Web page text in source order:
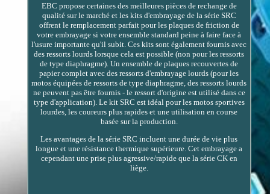
EBC propose certaines des meilleures pièces de rechange de
qualité sur le marché et les kits d'embrayage de la série SRC
offrent le remplacement parfait pour les plaques de friction de
votre embrayage si votre ensemble standard peine à faire face à
l'usure importante qu'il subit. Ces kits sont également fournis avec
des ressorts lourds lorsque cela est possible (non pour les ressorts
de type diaphragme). Un ensemble de plaques recouvertes de
papier complet avec des ressorts d'embrayage lourds (pour les
motos équipées de ressorts de type diaphragme, des ressorts lourds
ne peuvent pas être fournis - le ressort d'origine est utilisé dans ce
type d'application). Le kit SRC est idéal pour les motos sportives
lourdes, les coureurs plus rapides et une utilisation en course
basée sur la production.
Les avantages de la série SRC incluent une durée de vie plus
longue et une résistance thermique supérieure. Cet embrayage a
cependant une prise plus agressive/rapide que la série CK en
liège.